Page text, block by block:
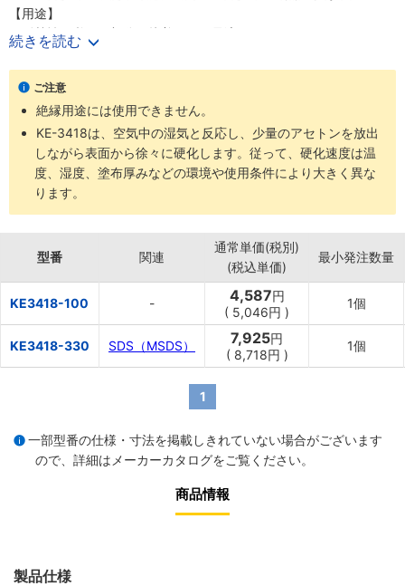
【用途】
・耐熱性が必要な部分の接着などに最適。
・ボイラー、電子レンジの窓枠、その他高温になる部分の接着、シ
ール。
続きを読む
ご注意
絶縁用途には使用できません。
KE-3418は、空気中の湿気と反応し、少量のアセトンを放出
しながら表面から徐々に硬化します。従って、硬化速度は温
度、湿度、塗布厚みなどの環境や使用条件により大きく異な
ります。
型番 関連
通常単価(税別)
(税込単価)
最小発注数量
KE3418-100 - 4,587円
( 5,046円 )
1個
KE3418-330 SDS（MSDS） 7,925円
( 8,718円 )
1個
1
一部型番の仕様・寸法を掲載しきれていない場合がございます
ので、詳細は メーカーカタログをご覧ください。
商品情報
製品仕様